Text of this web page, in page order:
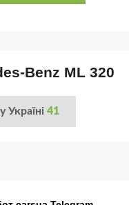
Benz ML 320
у Україні 41